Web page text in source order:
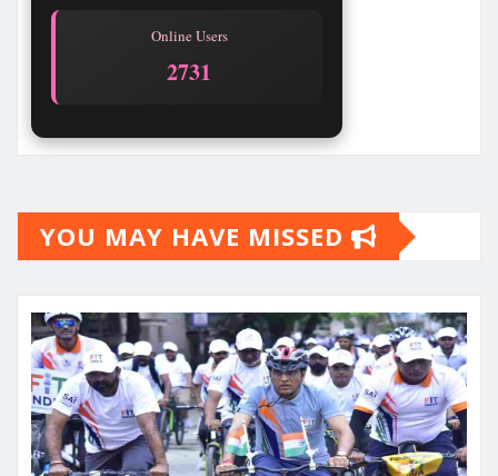
Online Users
2731
YOU MAY HAVE MISSED